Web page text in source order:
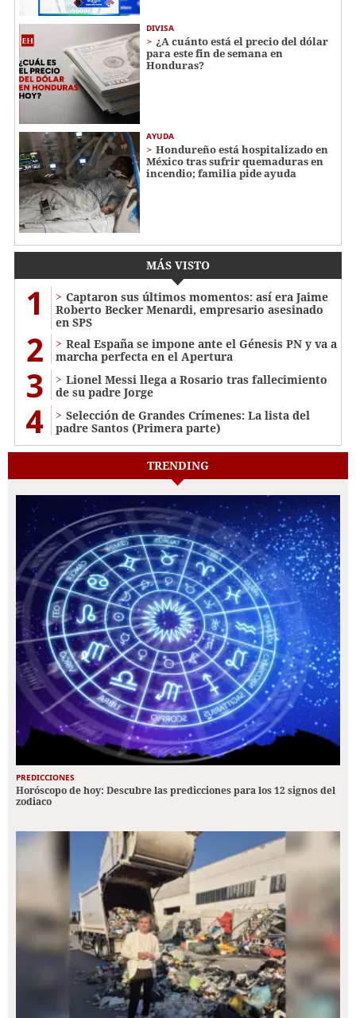
DIVISA
¿A cuánto está el precio del dólar
para este fin de semana en
Honduras?
AYUDA
Hondureño está hospitalizado en
México tras sufrir quemaduras en
incendio; familia pide ayuda
MÁS VISTO
1
Captaron sus últimos momentos: así era Jaime
Roberto Becker Menardi​​​, empresario asesinado
en SPS
2
Real España se impone ante el Génesis PN y va a
marcha perfecta en el Apertura
3
Lionel Messi llega a Rosario tras fallecimiento
de su padre Jorge
4
Selección de Grandes Crímenes: La lista del
padre Santos (Primera parte)
TRENDING
PREDICCIONES
Horóscopo de hoy: Descubre las predicciones para los 12 signos del
zodiaco